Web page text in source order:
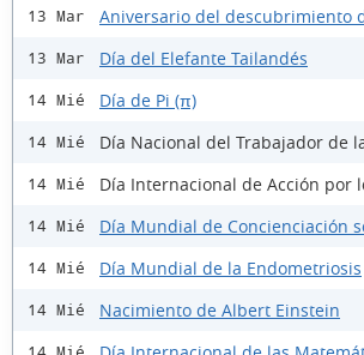
13 Mar Aniversario del descubrimiento
13 Mar Día del Elefante Tailandés
14 Mié Día de Pi (π)
14 Mié Día Nacional del Trabajador de
14 Mié Día Internacional de Acción por
14 Mié Día Mundial de Concienciación
14 Mié Día Mundial de la Endometriosis
14 Mié Nacimiento de Albert Einstein